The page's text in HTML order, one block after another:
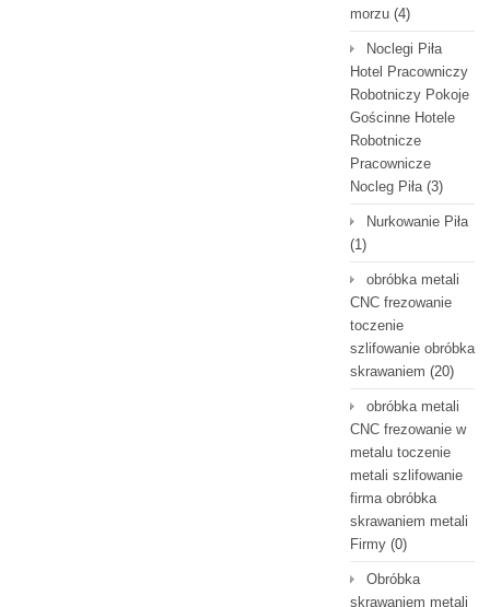
morzu (4)
Noclegi Piła
Hotel Pracowniczy
Robotniczy Pokoje
Gościnne Hotele
Robotnicze
Pracownicze
Nocleg Piła(3)
Nurkowanie Piła
(1)
obróbka metali
CNC frezowanie
toczenie
szlifowanie obróbka
skrawaniem (20)
obróbka metali
CNC frezowanie w
metalu toczenie
metali szlifowanie
firma obróbka
skrawaniem metali
Firmy (0)
Obróbka
skrawaniem metali